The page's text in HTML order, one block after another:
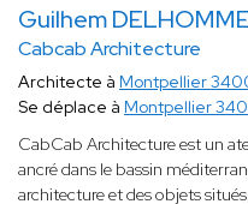
Guilhem DELHOMME
Cabcab Architecture
Architecte à Montpellier
Se déplace à Montpellier
CabCab Architecture est un
ancré dans le bassin
architecture et des objets